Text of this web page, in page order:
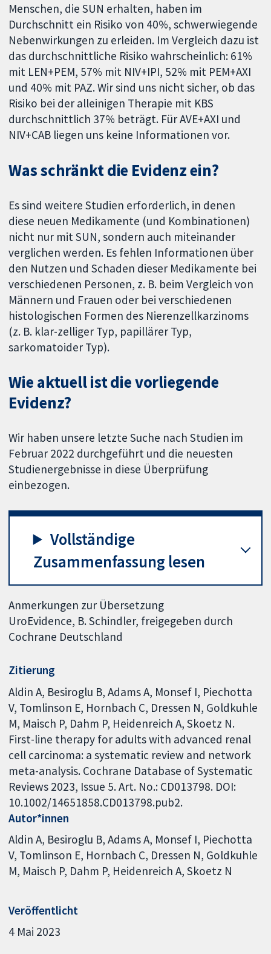
Menschen, die SUN erhalten, haben im
Durchschnitt ein Risiko von 40%, schwerwiegende
Nebenwirkungen zu erleiden. Im Vergleich dazu ist
das durchschnittliche Risiko wahrscheinlich: 61%
mit LEN+PEM, 57% mit NIV+IPI, 52% mit PEM+AXI
und 40% mit PAZ. Wir sind uns nicht sicher, ob das
Risiko bei der alleinigen Therapie mit KBS
durchschnittlich 37% beträgt. Für AVE+AXI und
NIV+CAB liegen uns keine Informationen vor.
Was schränkt die Evidenz ein?
Es sind weitere Studien erforderlich, in denen
diese neuen Medikamente (und Kombinationen)
nicht nur mit SUN, sondern auch miteinander
verglichen werden. Es fehlen Informationen über
den Nutzen und Schaden dieser Medikamente bei
verschiedenen Personen, z. B. beim Vergleich von
Männern und Frauen oder bei verschiedenen
histologischen Formen des Nierenzellkarzinoms
(z. B. klar-zelliger Typ, papillärer Typ,
sarkomatoider Typ).
Wie aktuell ist die vorliegende
Evidenz?
Wir haben unsere letzte Suche nach Studien im
Februar 2022 durchgeführt und die neuesten
Studienergebnisse in diese Überprüfung
einbezogen.
Vollständige
Zusammenfassung lesen
Anmerkungen zur Übersetzung
UroEvidence, B. Schindler, freigegeben durch
Cochrane Deutschland
Zitierung
Aldin A, Besiroglu B, Adams A, Monsef I, Piechotta
V, Tomlinson E, Hornbach C, Dressen N, Goldkuhle
M, Maisch P, Dahm P, Heidenreich A, Skoetz N.
First-line therapy for adults with advanced renal
cell carcinoma: a systematic review and network
meta-analysis. Cochrane Database of Systematic
Reviews 2023, Issue 5. Art. No.: CD013798. DOI:
10.1002/14651858.CD013798.pub2.
Autor*innen
Aldin A Besiroglu B Adams A Monsef I Piechotta
V Tomlinson E Hornbach C Dressen N Goldkuhle
M Maisch P Dahm P Heidenreich A Skoetz N
Veröffentlicht
4 Mai 2023